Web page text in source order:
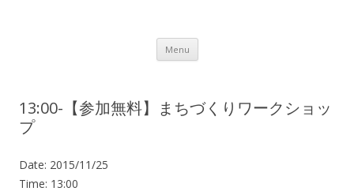
Menu Skip to content
13:00-【参加無料】まちづくりワークショッ
プ
Date: 2015/11/25
Time: 13:00